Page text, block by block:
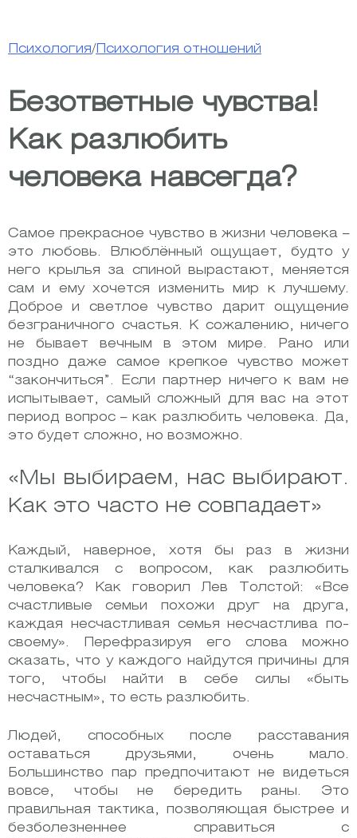
Психология/ Психология отношений
Безответные чувства!
Как разлюбить
человека навсегда?
Самое прекрасное чувство в жизни человека –
это любовь. Влюблённый ощущает, будто у
него крылья за спиной вырастают, меняется
сам и ему хочется изменить мир к лучшему.
Доброе и светлое чувство дарит ощущение
безграничного счастья. К сожалению, ничего
не бывает вечным в этом мире. Рано или
поздно даже самое крепкое чувство может
“закончиться”. Если партнер ничего к вам не
испытывает, самый сложный для вас на этот
период вопрос – как разлюбить человека. Да,
это будет сложно, но возможно.
«Мы выбираем, нас выбирают.
Как это часто не совпадает»
Каждый, наверное, хотя бы раз в жизни
сталкивался с вопросом, как разлюбить
человека? Как говорил Лев Толстой: «Все
счастливые семьи похожи друг на друга,
каждая несчастливая семья несчастлива по-
своему». Перефразируя его слова можно
сказать, что у каждого найдутся причины для
того, чтобы найти в себе силы «быть
несчастным», то есть разлюбить.
Людей, способных после расставания
оставаться друзьями, очень мало.
Большинство пар предпочитают не видеться
вовсе, чтобы не бередить раны. Это
правильная тактика, позволяющая быстрее и
безболезненнее справиться с